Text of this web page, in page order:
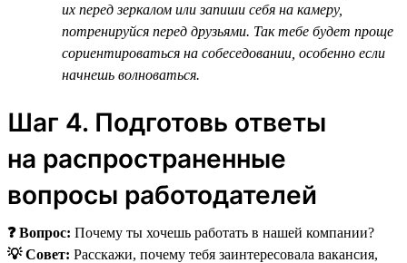
их перед зеркалом или запиши себя на камеру,
потренируйся перед друзьями. Так тебе будет проще
сориентироваться на собеседовании, особенно если
начнешь волноваться.
Шаг 4. Подготовь ответы
на распространенные
вопросы работодателей
❓ Вопрос: Почему ты хочешь работать в нашей компании?
💡 Совет: Расскажи, почему тебя заинтересовала вакансия,